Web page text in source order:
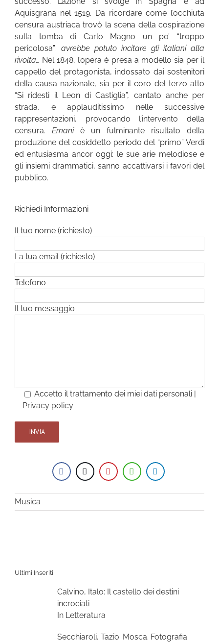
Aquisgrana nel 1519. Da ricordare come l’occhiuta
censura austriaca trovò la scena della cospirazione
sulla tomba di Carlo Magno un po’ “troppo
pericolosa”: avrebbe potuto incitare gli italiani alla
rivolta… Nel 1848, l’opera è presa a modello sia per il
cappello del protagonista, indossato dai sostenitori
della causa nazionale, sia per il coro del terzo atto
“Si ridesti il Leon di Castiglia”, cantato anche per
strada, e applauditissimo nelle successive
rappresentazioni, provocando l’intervento della
censura. Ernaniè un fulminante risultato della
produzione del cosiddetto periodo del “primo” Verdi
ed entusiasma ancor oggi: le sue arie melodiose e
gli insiemi drammatici, sanno accattivarsi i favori del
pubblico.
Richiedi Informazioni
Il tuo nome (richiesto)
La tua email (richiesto)
Telefono
Il tuo messaggio
Accetto il trattamento dei miei dati personali |
Privacy policy
Musica
Ultimi Inseriti
Calvino, Italo: Il castello dei destini
incrociati
In Letteratura
Secchiaroli, Tazio: Mosca. Fotografia